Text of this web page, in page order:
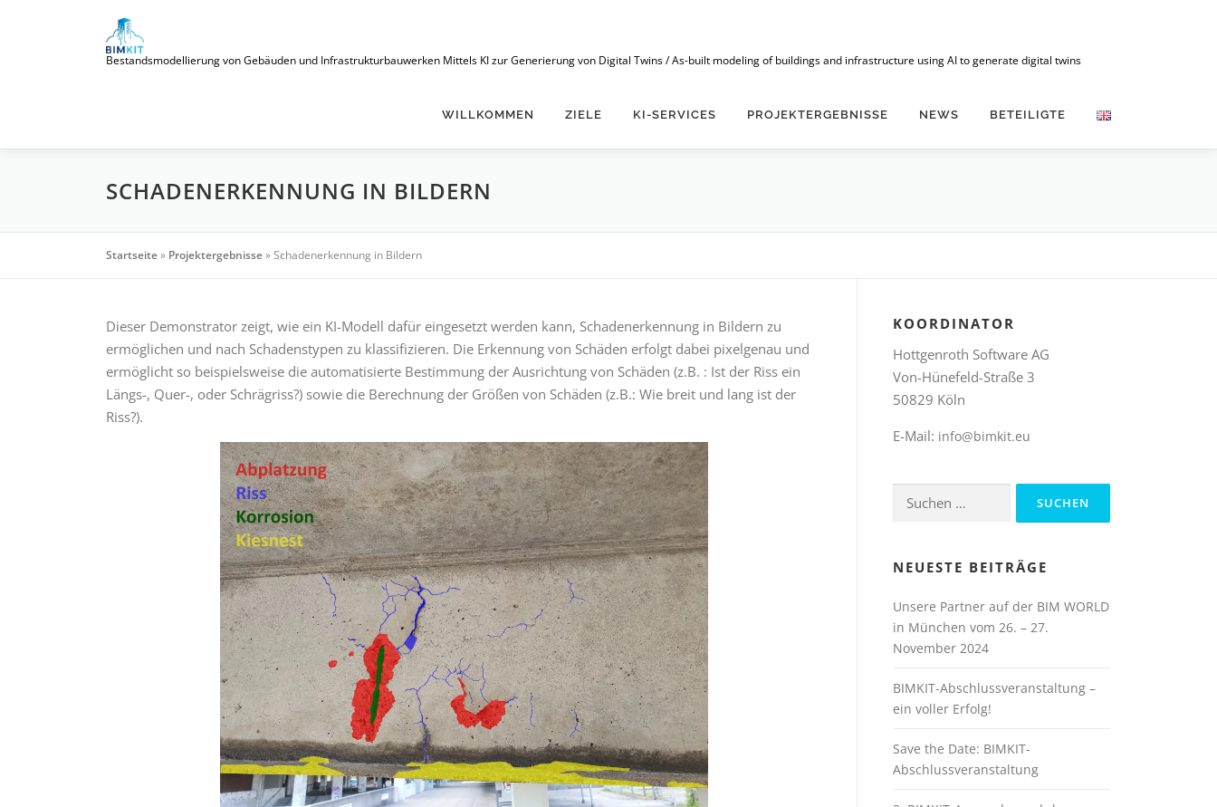
Bestandsmodellierung von Gebäuden und Infrastrukturbauwerken Mittels KI zur Generierung von Digital Twins / As-built modeling of buildings and infrastructure using AI to generate digital twins
WILLKOMMEN ZIELE KI-SERVICES PROJEKTERGEBNISSE NEWS BETEILIGTE
SCHADENERKENNUNG IN BILDERN
Startseite» Projektergebnisse»Schadenerkennung in Bildern
Dieser Demonstrator zeigt, wie ein KI-Modell dafür eingesetzt werden kann, Schadenerkennung in Bildern zu
ermöglichen und nach Schadenstypen zu klassifizieren. Die Erkennung von Schäden erfolgt dabei pixelgenau und
ermöglicht so beispielsweise die automatisierte Bestimmung der Ausrichtung von Schäden (z.B. : Ist der Riss ein
Längs-, Quer-, oder Schrägriss?) sowie die Berechnung der Größen von Schäden (z.B.: Wie breit und lang ist der
Riss?).
KOORDINATOR
Hottgenroth Software AG
Von-Hünefeld-Straße 3
50829 Köln
E-Mail: info@bimkit.eu
Suchen
nach:
NEUESTE BEITRÄGE
Unsere Partner auf der BIM WORLD
in München vom 26. – 27.
November 2024
BIMKIT-Abschlussveranstaltung –
ein voller Erfolg!
Save the Date: BIMKIT-
Abschlussveranstaltung